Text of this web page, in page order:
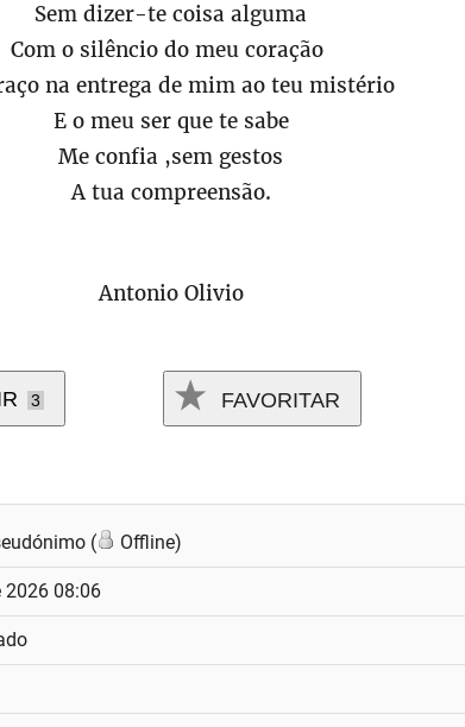
Sem dizer-te coisa alguma
Com o silêncio do meu coração
na entrega de mim ao teu mistério
E o meu ser que te sabe
Me confia ,sem gestos
A tua compreensão.
Antonio Olivio
3 FAVORITAR
( Offline)
2026 08:06